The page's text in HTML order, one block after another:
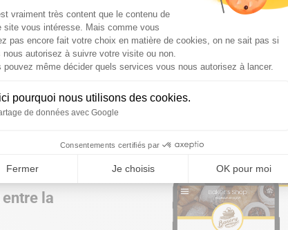
de Gestion du
vraiment très content que le contenu de
site vous intéresse. Mais comme vous
pas encore fait votre choix en matière de cookies, on ne sait pas si
nous autorisez à suivre votre visite ou non.
pouvez même décider quels services vous nous autorisez à lancer.
pourquoi nous utilisons des cookies.
de données avec Google
Consentements certifiés par
Fermer Je choisis OK pour moi
Axeptio consent
ou commerçant et souhaitez
notre solution de vente en ligne facile et
clients
la